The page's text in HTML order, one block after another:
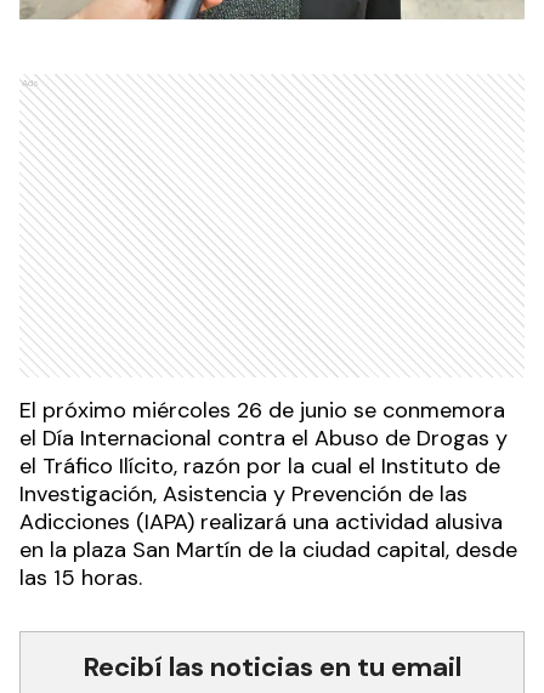
Ads
El próximo miércoles 26 de junio se conmemora
el Día Internacional contra el Abuso de Drogas y
el Tráfico Ilícito, razón por la cual el Instituto de
Investigación, Asistencia y Prevención de las
Adicciones (IAPA) realizará una actividad alusiva
en la plaza San Martín de la ciudad capital, desde
las 15 horas.
Recibí las noticias en tu email